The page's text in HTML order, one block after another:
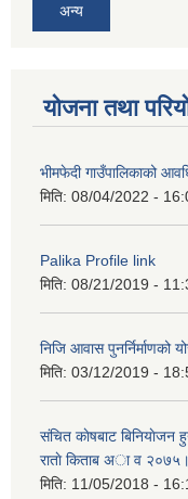
अन्य
योजना तथा
भीमफेदी गाउँपालिकाको
मिति: 08/04/2022 -
Palika Profile link
मिति: 08/21/2019 -
निजि आवास पुनर्निर्माणको
मिति: 03/12/2019 -
संचित काेषबाट बिनियाेजन
राताे किताब अा‍ व
मिति: 11/05/2018 -